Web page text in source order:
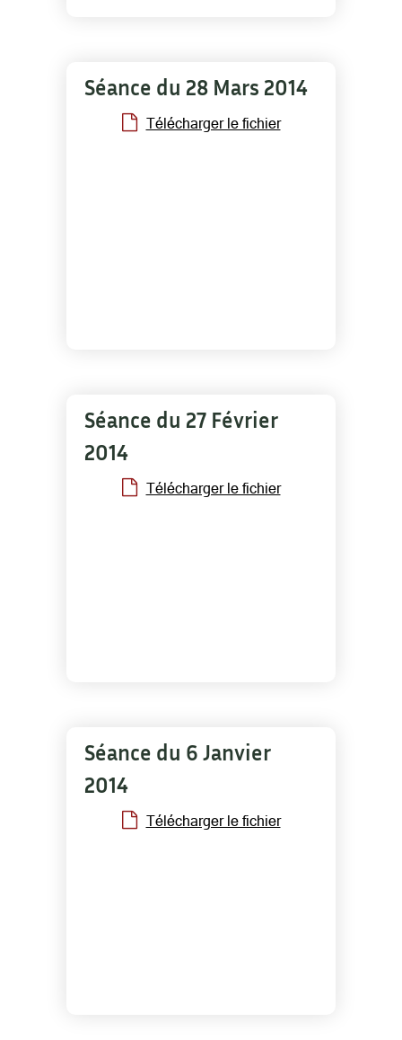
Séance du 28 Mars 2014
Télécharger le fichier
Séance du 27 Février
2014
Télécharger le fichier
Séance du 6 Janvier
2014
Télécharger le fichier